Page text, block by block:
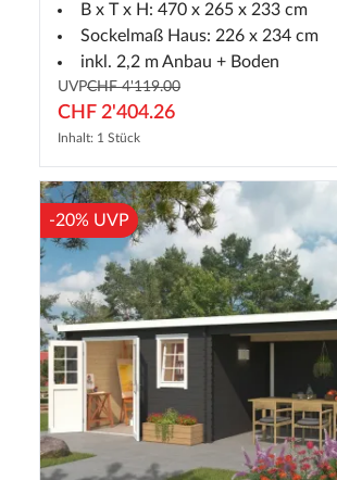
B x T x H: 470 x 265 x 233 cm
Sockelmaß Haus: 226 x 234 cm
inkl. 2,2 m Anbau + Boden
UVPCHF 4'119.00
CHF 2'404.26
Inhalt: 1 Stück
-20% UVP